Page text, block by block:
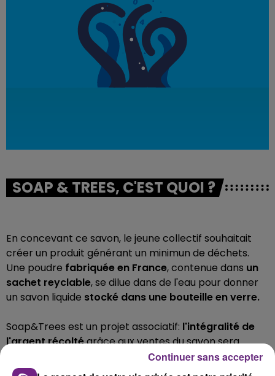
SOAP & TREES, C'EST QUOI ?
En concevant ce savon, le jeune collectif souhaitait
créer un produit générant un minimun de déchets.
Une poudre fabriquée en France, contenue dans un
sachet reyclable, se dilue dans de l'eau pour donner
un savon liquide stocké dans une bouteille en verre.
Soap&Trees est un projet associatif: l'intégralité de
l'argent récoltégrâce aux ventes du savon sera
utilisée dans un objectif de protection d'espaces
forestiers.
Continuer sans accepter